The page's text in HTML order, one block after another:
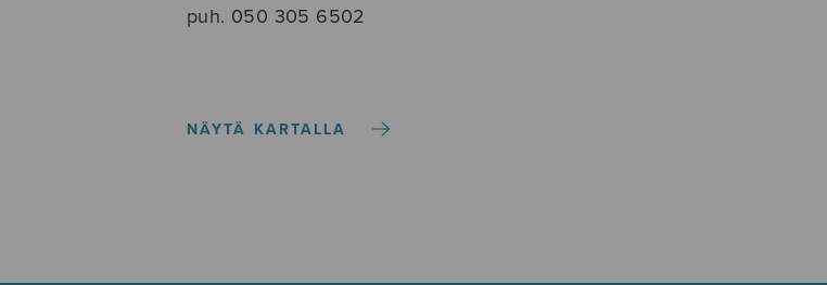
puh. 050 305 6502
NÄYTÄ KARTALLA